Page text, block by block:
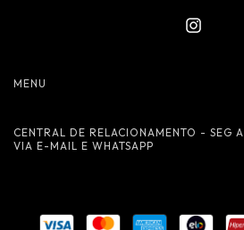
MENU
CENTRAL DE RELACIONAMENTO - SEG
VIA E-MAIL E WHATSAPP